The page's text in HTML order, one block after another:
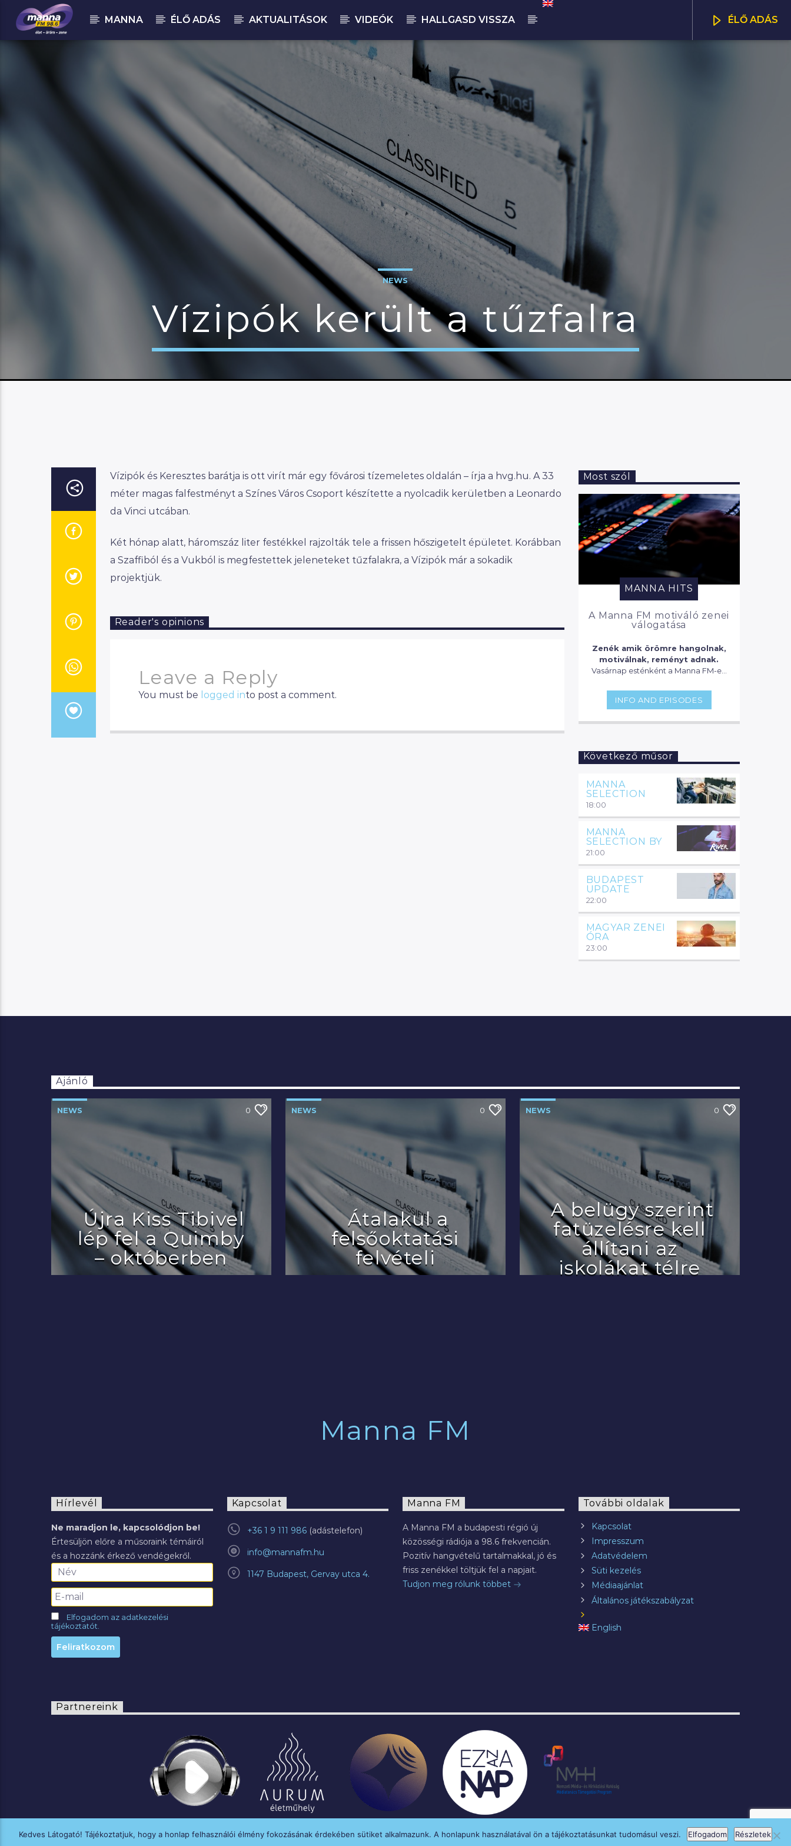
MANNA ÉLŐ ADÁS AKTUALITÁSOK VIDEÓK HALLGASD VISSZA ÉLŐ ADÁS
17:00
NEWS
Vízipók került a tűzfalra
Vízipók és Keresztes barátja is ott virít már egy fővárosi tízemeletes oldalán – írja a hvg.hu. A 33
méter magas falfestményt a Színes Város Csoport készítette a nyolcadik kerületben a Leonardo
da Vinci utcában.
Két hónap alatt, háromszáz liter festékkel rajzolták tele a frissen hőszigetelt épületet. Korábban
a Szaffiból és a Vukból is megfestettek jeleneteket tűzfalakra, a Vízipók már a sokadik
projektjük.
Reader's opinions
Leave a Reply
You must be logged into post a comment.
Most szól
MANNA HITS
A Manna FM motiváló zenei
válogatása
Zenék amik örömre hangolnak,
motiválnak, reményt adnak.
Vasárnap esténként a Manna FM-en
amik motiválnak és lendületet
adnak a következő héthez!
INFO AND EPISODES
Következő műsor
MANNA
SELECTION
18:00
MANNA
SELECTION BY
21:00
BUDAPEST
UPDATE
22:00
MAGYAR ZENEI
ÓRA
23:00
Ajánló
NEWS 0
Újra Kiss Tibivel
lép fel a Quimby
– októberben
NEWS 0
Átalakul a
felsőoktatási
felvételi
NEWS 0
A belügy szerint
fatüzelésre kell
állítani az
iskolákat télre
Manna FM
Hírlevél
Ne maradjon le, kapcsolódjon be!
Értesüljön előre a műsoraink témáiról
és a hozzánk érkező vendégekről.
Elfogadom az adatkezelési
tájékoztatót.
Kapcsolat
+36 1 9 111 986
info@mannafm.hu
1147 Budapest, Gervay utca 4.
Manna FM
A Manna FM a budapesti régió új
közösségi rádiója a 98.6 frekvencián.
Pozitív hangvételű tartalmakkal, jó és
friss zenékkel töltjük fel a napjait.
Tudjon meg rólunk többet
További oldalak
Kapcsolat
Impresszum
Adatvédelem
Süti kezelés
Médiaajánlat
Általános játékszabályzat
English
Partnereink
Kedves Látogató! Tájékoztatjuk, hogy a honlap felhasználói élmény fokozásának érdekében sütiket alkalmazunk. A honlapunk használatával ön a tájékoztatásunkat tudomásul veszi. Elfogadom Részletek